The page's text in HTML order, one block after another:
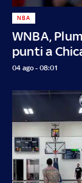
WNBA,
punti a
NBA
04 ago - 08:01